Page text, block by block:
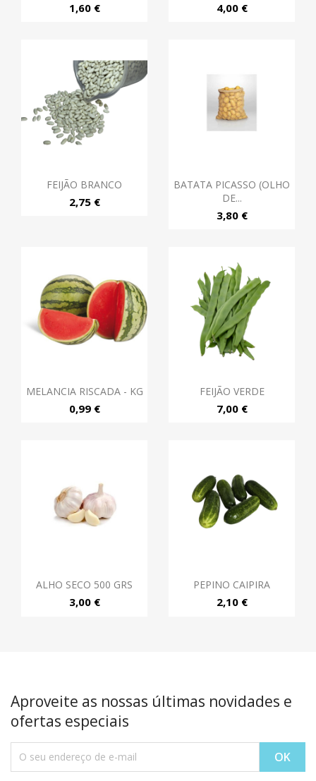
1,60 € 4,00 €
FEIJÃO BRANCO
2,75 €
BATATA PICASSO (OLHO
DE...
3,80 €
MELANCIA RISCADA - KG
0,99 €
FEIJÃO VERDE
7,00 €
ALHO SECO 500 GRS
3,00 €
PEPINO CAIPIRA
2,10 €
Aproveite as nossas últimas novidades e
ofertas especiais